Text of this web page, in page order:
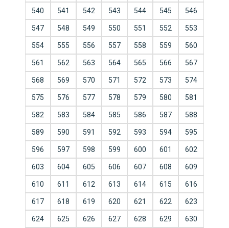
540 541 542 543 544 545 546
547 548 549 550 551 552 553
554 555 556 557 558 559 560
561 562 563 564 565 566 567
568 569 570 571 572 573 574
575 576 577 578 579 580 581
582 583 584 585 586 587 588
589 590 591 592 593 594 595
596 597 598 599 600 601 602
603 604 605 606 607 608 609
610 611 612 613 614 615 616
617 618 619 620 621 622 623
624 625 626 627 628 629 630